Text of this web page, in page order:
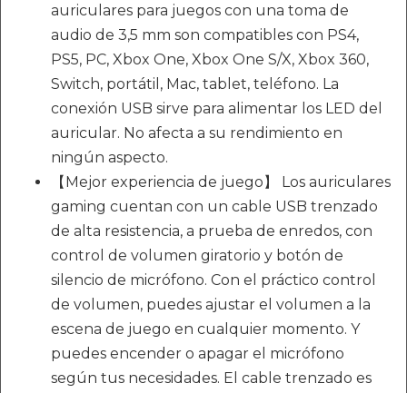
auriculares para juegos con una toma de
audio de 3,5 mm son compatibles con PS4,
PS5, PC, Xbox One, Xbox One S/X, Xbox 360,
Switch, portátil, Mac, tablet, teléfono. La
conexión USB sirve para alimentar los LED del
auricular. No afecta a su rendimiento en
ningún aspecto.
【Mejor experiencia de juego】 Los auriculares
gaming cuentan con un cable USB trenzado
de alta resistencia, a prueba de enredos, con
control de volumen giratorio y botón de
silencio de micrófono. Con el práctico control
de volumen, puedes ajustar el volumen a la
escena de juego en cualquier momento. Y
puedes encender o apagar el micrófono
según tus necesidades. El cable trenzado es